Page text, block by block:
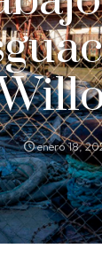
enero 18,